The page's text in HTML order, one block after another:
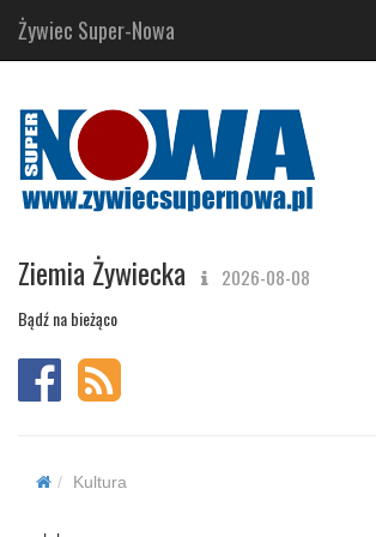
Żywiec Super-Nowa
Ziemia Żywiecka 2026-08-08
Bądź na bieżąco
Kultura